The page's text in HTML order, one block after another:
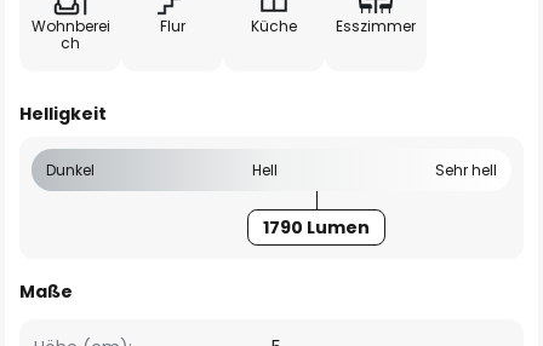
Wohnberei
ch
Flur Küche Esszimmer
Helligkeit
Dunkel Hell Sehr hell
1790 Lumen
Maße